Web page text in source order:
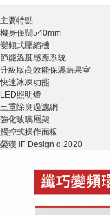
主要特點
機身僅闊540mm
變頻式壓縮機
節能溫度感應系統
升級版高效能保濕蔬果室
快速冰凍功能
LED照明燈
三重除臭過濾網
強化玻璃層架
觸控式操作面板
榮獲 iF Design d 2020